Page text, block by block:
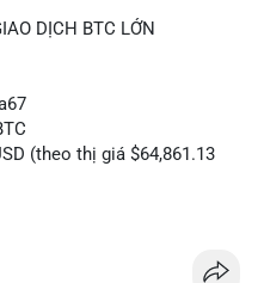
DỊCH BTC LỚN
(theo thị giá $64,861.13